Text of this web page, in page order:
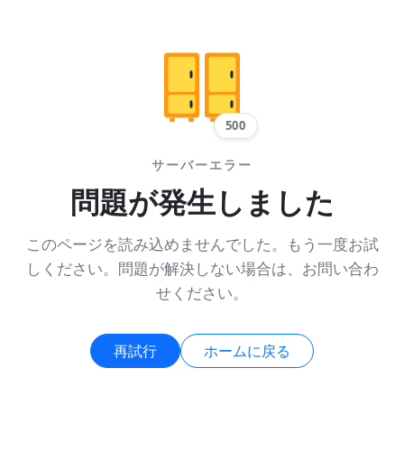
500
サーバーエラー
問題が発生しました
このページを読み込めませんでした。もう一度お試
しください。問題が解決しない場合は、お問い合わ
せください。
再試行 ホームに戻る